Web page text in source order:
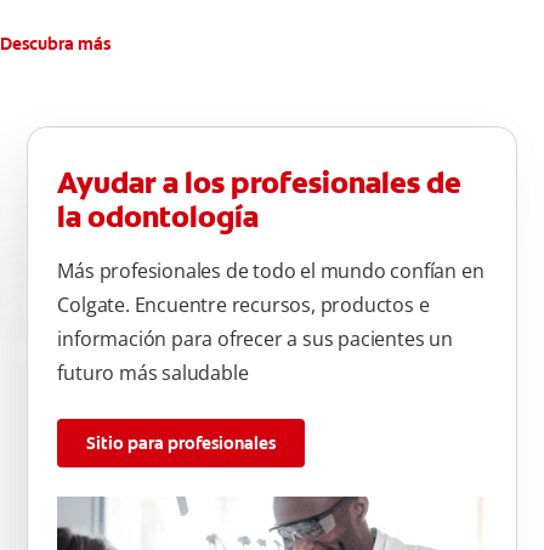
Descubra más
Ayudar a los profesionales de
la odontología
Más profesionales de todo el mundo confían en
Colgate. Encuentre recursos, productos e
información para ofrecer a sus pacientes un
futuro más saludable
Sitio para profesionales